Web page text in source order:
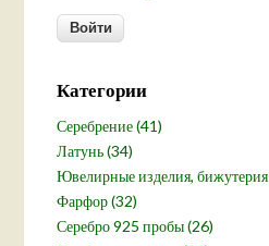
Категории
Серебрение (41)
Латунь (34)
Ювелирные изделия,
Фарфор (32)
Серебро 925 пробы (26)